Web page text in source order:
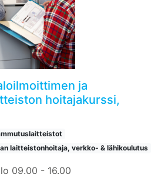
ja
hoitajakurssi,
laitteistonhoitaja, verkko- & lähikoulutus
09.00 - 16.00